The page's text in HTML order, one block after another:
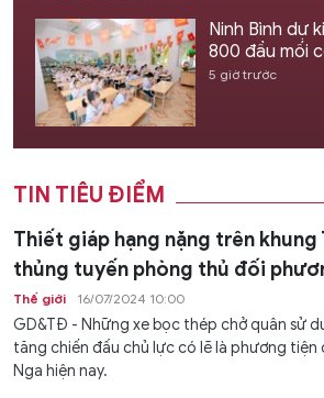
Ninh Bình dự
800 đầu mối
5 giờ trước
TIN TIÊU ĐIỂM
Thiết giáp hạng nặng trên khung
thủng tuyến phòng thủ đối
Thế giới 16/07/2024 10:00
GD&TĐ - Những xe bọc thép chở quân sử
tăng chiến đấu chủ lực có lẽ là phương tiện
Nga hiện nay.